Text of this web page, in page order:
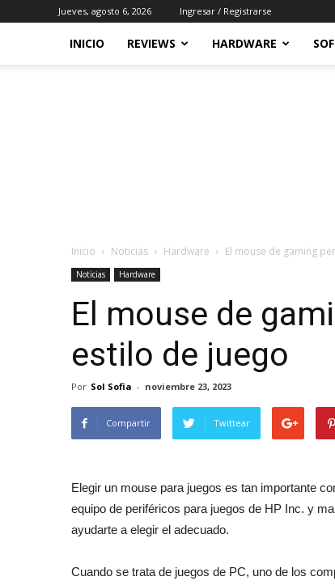
Jueves, agosto 6, 2026 Ingresar / Registrarse
INICIO REVIEWS HARDWARE
Inicio Noticias Hardware El mouse de gaming
Noticias Hardware
El mouse de
estilo de juego
Por Sol Sofia - noviembre 23, 2023
Compartir Twittear
Elegir un mouse para juegos es tan importante
equipo de periféricos para juegos de HP Inc. y
ayudarte a elegir el adecuado.
Cuando se trata de juegos de PC, uno de los